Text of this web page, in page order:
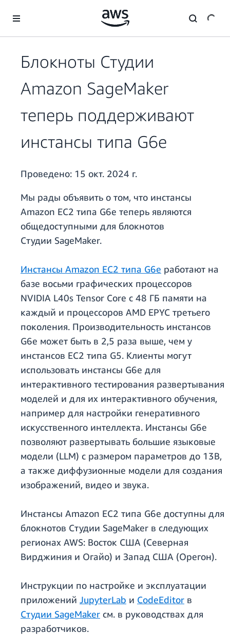
Перейти к главному контенту
Блокноты Студии
Amazon SageMaker
теперь поддерживают
инстансы типа G6e
Проведено: 15 окт. 2024 г.
Мы рады объявить о том, что инстансы
Amazon EC2 типа G6e теперь являются
общедоступными для блокнотов
Студии SageMaker.
Инстансы Amazon EC2 типа G6e работают на
базе восьми графических процессоров
NVIDIA L40s Tensor Core с 48 ГБ памяти на
каждый и процессоров AMD EPYC третьего
поколения. Производительность инстансов
G6e может быть в 2,5 раза выше, чем у
инстансов EC2 типа G5. Клиенты могут
использовать инстансы G6e для
интерактивного тестирования развертывания
моделей и для их интерактивного обучения,
например для настройки генеративного
искусственного интеллекта. Инстансы G6e
позволяют развертывать большие языковые
модели (LLM) с размером параметров до 13B,
а также диффузионные модели для создания
изображений, видео и звука.
Инстансы Amazon EC2 типа G6e доступны для
блокнотов Студии SageMaker в следующих
регионах AWS: Восток США (Северная
Вирджиния и Огайо) и Запад США (Орегон).
Инструкции по настройке и эксплуатации
приложений JupyterLab и CodeEditor в
Студии SageMaker см. в руководствах для
разработчиков.